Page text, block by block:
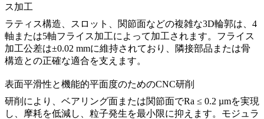
ス加工
ラティス構造、スロット、関節面などの複雑な3D輪郭は、4
軸または5軸フライス加工によって加工されます。フライス
加工公差は±0.02 mmに維持されており、隣接部品または骨
構造との正確な適合を支えます。
表面平滑性と機能的平面度のためのCNC研削
研削により、ベアリング面または関節面でRa ≤ 0.2 µmを実現
し、摩耗を低減し、粒子発生を最小限に抑えます。モジュラ